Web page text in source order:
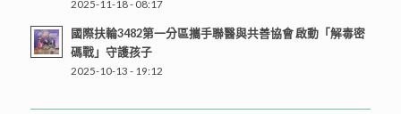
2025-11-18 - 08:17
國際扶輪3482第一分區攜手聯醫與共善協會 啟動「解毒密
碼戰」守護孩子
2025-10-13 - 19:12